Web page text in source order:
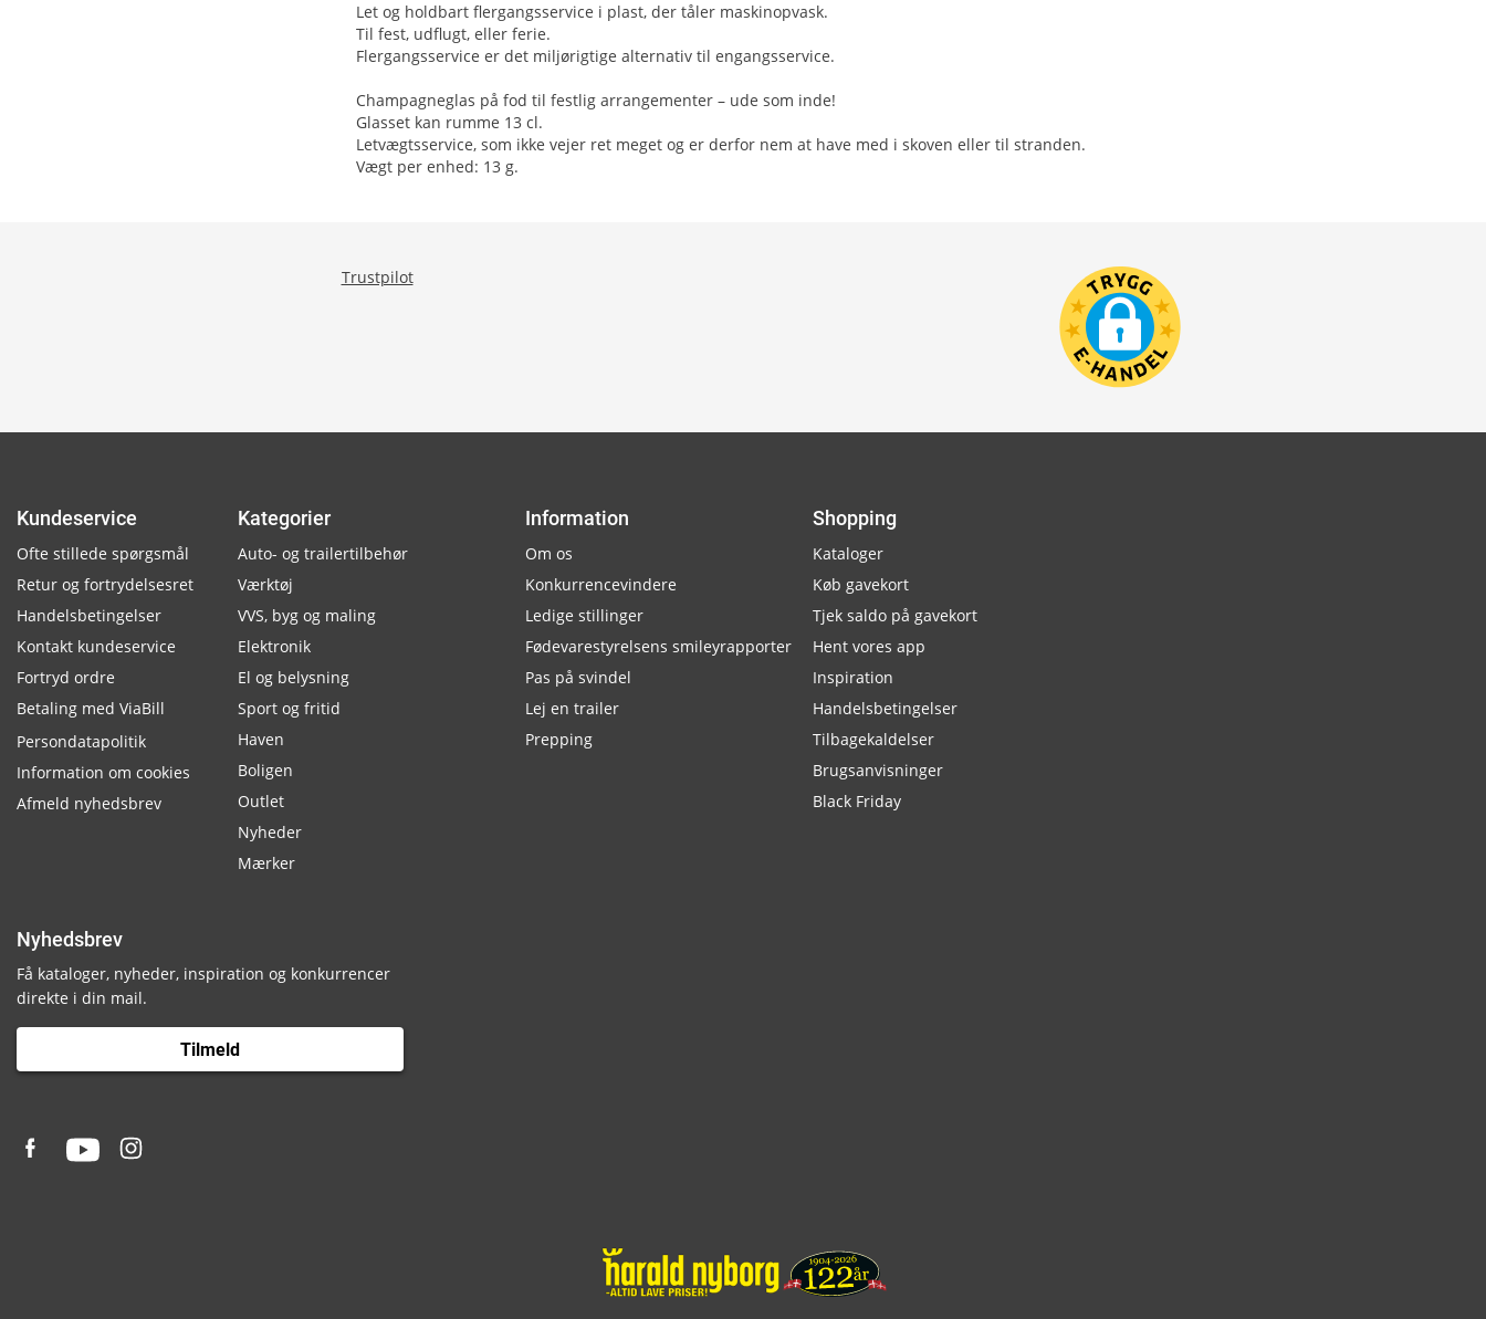
Let og holdbart flergangsservice i plast, der tåler maskinopvask.
Til fest, udflugt, eller ferie.
Flergangsservice er det miljørigtige alternativ til engangsservice.
Champagneglas på fod til festlig arrangementer – ude som inde!
Glasset kan rumme 13 cl.
Letvægtsservice, som ikke vejer ret meget og er derfor nem at have med i skoven eller til stranden.
Vægt per enhed: 13 g.
Trustpilot
Kundeservice
Ofte stillede spørgsmål
Retur og fortrydelsesret
Handelsbetingelser
Kontakt kundeservice
Fortryd ordre
Betaling med ViaBill
Persondatapolitik
Information om cookies
Afmeld nyhedsbrev
Kategorier
Auto- og trailertilbehør
Værktøj
VVS, byg og maling
Elektronik
El og belysning
Sport og fritid
Haven
Boligen
Outlet
Nyheder
Mærker
Information
Om os
Konkurrencevindere
Ledige stillinger
Fødevarestyrelsens smileyrapporter
Pas på svindel
Lej en trailer
Prepping
Shopping
Kataloger
Køb gavekort
Tjek saldo på gavekort
Hent vores app
Inspiration
Handelsbetingelser
Tilbagekaldelser
Brugsanvisninger
Black Friday
Nyhedsbrev
Få kataloger, nyheder, inspiration og konkurrencer
direkte i din mail.
Tilmeld